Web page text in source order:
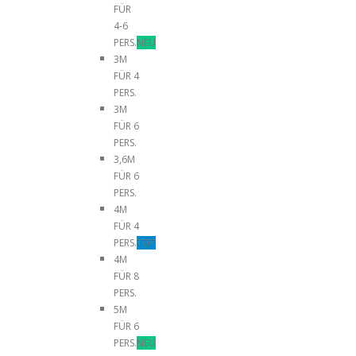
FÜR
4-6
PERS.NEU
3M
FÜR 4
PERS.
3M
FÜR 6
PERS.
3,6M
FÜR 6
PERS.
4M
FÜR 4
PERS.TOP
4M
FÜR 8
PERS.
5M
FÜR 6
PERS.NEU